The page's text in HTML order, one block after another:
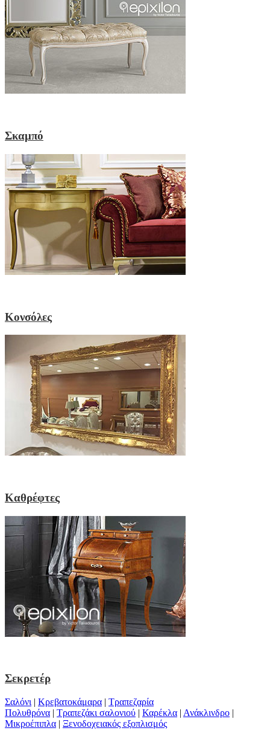
Σκαμπό
Κονσόλες
Καθρέφτες
Σεκρετέρ
Σαλόνι | Κρεβατοκάμαρα | Τραπεζαρία
Πολυθρόνα | Τραπεζάκι σαλονιού | Καρέκλα | Ανάκλινδρο |
Μικροέπιπλα | Ξενοδοχειακός εξοπλισμός